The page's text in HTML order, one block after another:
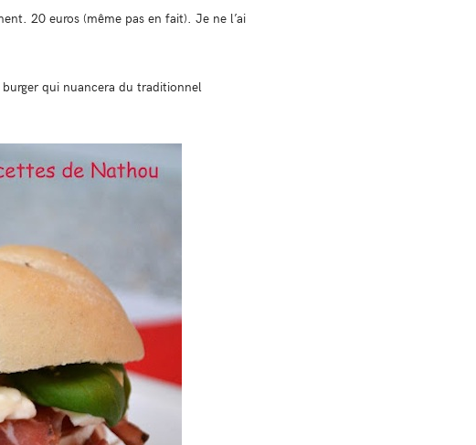
20 euros (même pas en fait). Je ne l’ai
burger qui nuancera du traditionnel